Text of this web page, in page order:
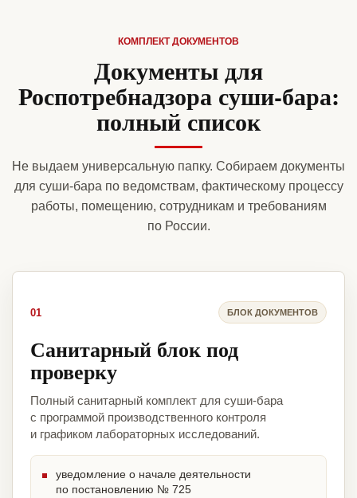
КОМПЛЕКТ ДОКУМЕНТОВ
Документы для
Роспотребнадзора суши-бара:
полный список
Не выдаем универсальную папку. Собираем документы
для суши-бара по ведомствам, фактическому процессу
работы, помещению, сотрудникам и требованиям
по России.
01 БЛОК ДОКУМЕНТОВ
Санитарный блок под
проверку
Полный санитарный комплект для суши-бара
с программой производственного контроля
и графиком лабораторных исследований.
уведомление о начале деятельности
по постановлению № 725